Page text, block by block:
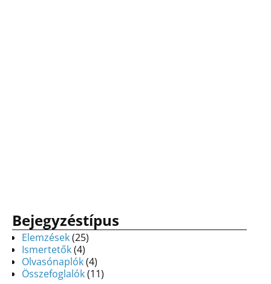
Bejegyzéstípus
Elemzések(25)
Ismertetők(4)
Olvasónaplók(4)
Összefoglalók(11)